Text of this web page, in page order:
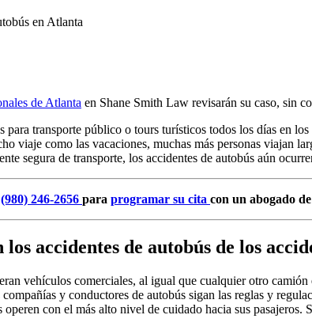
en Atlanta
de Atlanta en Shane Smith Law revisarán su caso, sin
para transporte público o tours turísticos todos los días en
viaje como las vacaciones, muchas más personas viajan
segura de transporte, los accidentes de autobús aún
(980) 246-2656 para programar su cita con un abogado
accidentes de autobús de los
vehículos comerciales, al igual que cualquier otro
y conductores de autobús sigan las reglas y
con el más alto nivel de cuidado hacia sus pasajeros.